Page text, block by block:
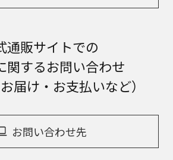
通販サイトでの
関するお問い合わせ
届け・お支払いなど）
お問い合わせ先